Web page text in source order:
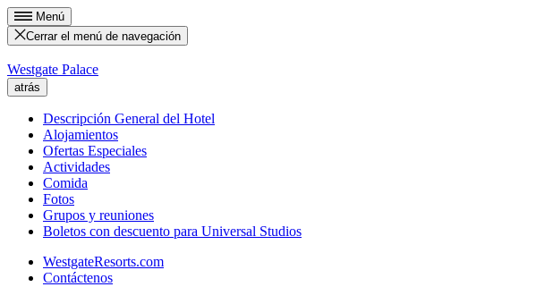
Menú
Cerrar el menú de navegación
Westgate Palace
atrás
Descripción General del Hotel
Alojamientos
Ofertas Especiales
Actividades
Comida
Fotos
Grupos y reuniones
Boletos con descuento para Universal Studios
WestgateResorts.com
Contáctenos